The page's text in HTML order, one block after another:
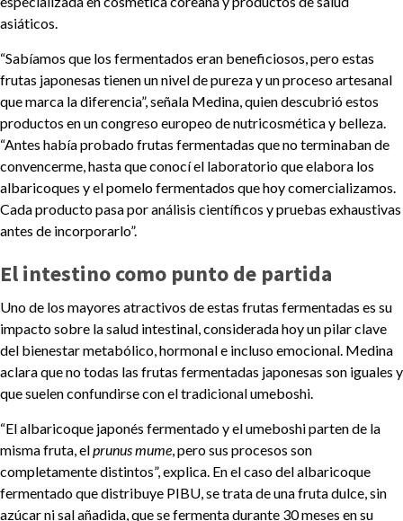
asiáticos.
“Sabíamos que los fermentados eran beneficiosos, pero estas
frutas japonesas tienen un nivel de pureza y un proceso artesanal
que marca la diferencia”, señala Medina, quien descubrió estos
productos en un congreso europeo de nutricosmética y belleza.
“Antes había probado frutas fermentadas que no terminaban de
convencerme, hasta que conocí el laboratorio que elabora los
albaricoques y el pomelo fermentados que hoy comercializamos.
Cada producto pasa por análisis científicos y pruebas exhaustivas
antes de incorporarlo”.
El intestino como punto de partida
Uno de los mayores atractivos de estas frutas fermentadas es su
impacto sobre la salud intestinal, considerada hoy un pilar clave
del bienestar metabólico, hormonal e incluso emocional. Medina
aclara que no todas las frutas fermentadas japonesas son iguales y
que suelen confundirse con el tradicional umeboshi.
“El albaricoque japonés fermentado y el umeboshi parten de la
misma fruta, elprunus mume, pero sus procesos son
completamente distintos”, explica. En el caso del albaricoque
fermentado que distribuye PIBU, se trata de una fruta dulce, sin
azúcar ni sal añadida, que se fermenta durante 30 meses en su